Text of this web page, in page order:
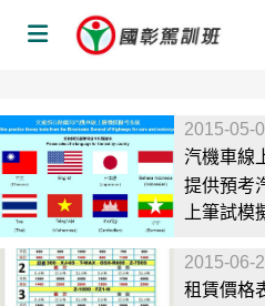
彰化花壇國彰駕訓班 | 最友善的
「原車原地」考照駕服務！ | 彰
2015-05-
汽機車線
提供預考
上筆試模
2015-06-
租賃價格